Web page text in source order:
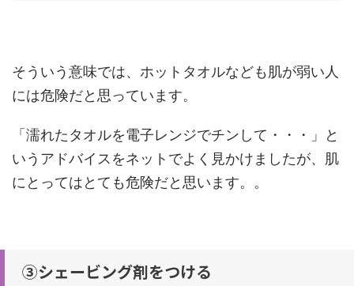
そういう意味では、ホットタオルなども肌が弱い人
には危険だと思っています。
「濡れたタオルを電子レンジでチンして・・・」と
いうアドバイスをネットでよく見かけましたが、肌
にとってはとても危険だと思います。。
③シェービング剤をつける